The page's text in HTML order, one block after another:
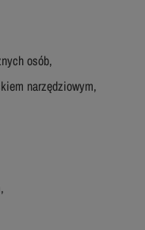
osób,
narzędziowym,